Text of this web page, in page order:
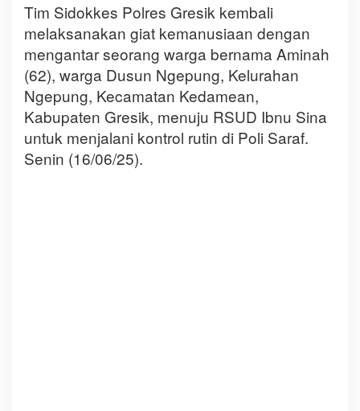
Tim Sidokkes Polres Gresik kembali
melaksanakan giat kemanusiaan dengan
mengantar seorang warga bernama Aminah
(62), warga Dusun Ngepung, Kelurahan
Ngepung, Kecamatan Kedamean,
Kabupaten Gresik, menuju RSUD Ibnu Sina
untuk menjalani kontrol rutin di Poli Saraf.
Senin (16/06/25).